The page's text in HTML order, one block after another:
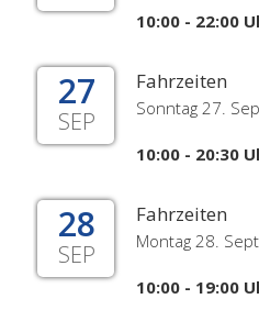
10:00 - 22:00
27
SEP
Fahrzeiten
Sonntag 27.
10:00 - 20:30
28
SEP
Fahrzeiten
Montag 28.
10:00 - 19:00